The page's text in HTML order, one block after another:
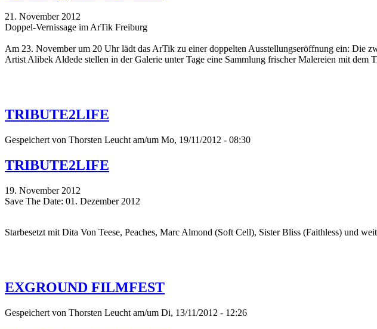
21. November 2012
Doppel-Vernissage im ArTik Freiburg
Am 23. November um 20 Uhr lädt das ArTik zu einer doppelten Ausstellungseröffnung ein: Die
Artist Alibek Aldede stellen in der Galerie unter Tage eine Sammlung frischer Malereien mit dem
TRIBUTE2LIFE
Gespeichert von Thorsten Leucht am/um Mo, 19/11/2012 - 08:30
TRIBUTE2LIFE
19. November 2012
Save The Date: 01. Dezember 2012
Starbesetzt mit Dita Von Teese, Peaches, Marc Almond (Soft Cell), Sister Bliss (Faithless) und
EXGROUND FILMFEST
Gespeichert von Thorsten Leucht am/um Di, 13/11/2012 - 12:26